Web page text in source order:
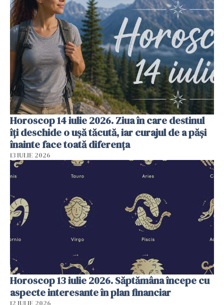
Horoscop 14 iulie 2026. Ziua în care destinul
îți deschide o ușă tăcută, iar curajul de a păși
înainte face toată diferența
13 IULIE 2026
Horoscop 13 iulie 2026. Săptămâna începe cu
aspecte interesante în plan financiar
12 IULIE 2026